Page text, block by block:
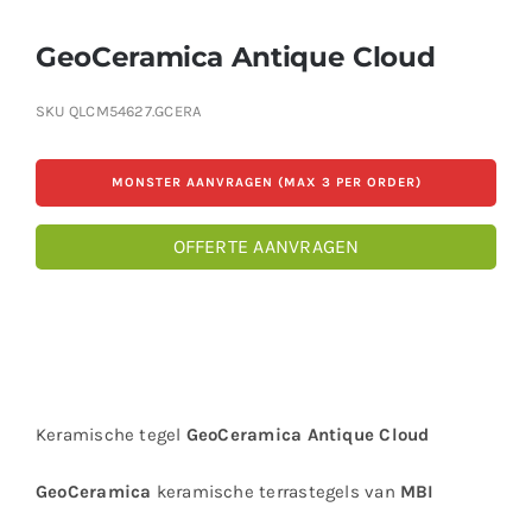
GeoCeramica Antique Cloud
SKU QLCM54627.GCERA
MONSTER AANVRAGEN (MAX 3 PER ORDER)
OFFERTE AANVRAGEN
Keramische tegel GeoCeramica Antique Cloud
GeoCeramica keramische terrastegels van MBI